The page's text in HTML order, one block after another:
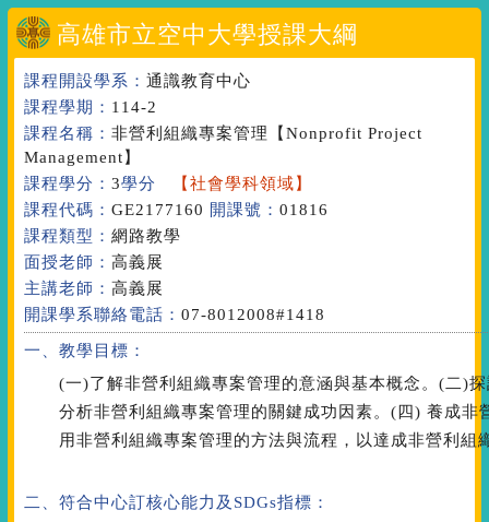
高雄市立空中大學授課大綱
課程開設學系： 通識教育中心
課程學期： 114-2
課程名稱： 非營利組織專案管理
【Nonprofit Project
Management】
課程學分： 3學分
【社會學科領域】
課程代碼： GE2177160 開課號： 01816
課程類型： 網路教學
面授老師： 高義展
主講老師： 高義展
開課學系聯絡電話： 07-8012008#1418
一、教學目標：
(一)了解非營利組織專案管理的意涵與基本概念。(二)
分析非營利組織專案管理的關鍵成功因素。(四) 養成
用非營利組織專案管理的方法與流程，以達成非營利組
二、符合中心訂核心能力 及SDGs指標 ：